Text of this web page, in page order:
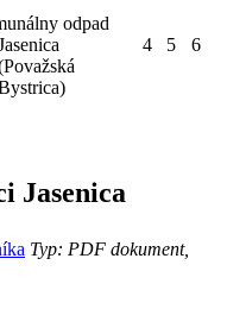
odpad
4 5 6
Jasenica
Typ: PDF dokument,